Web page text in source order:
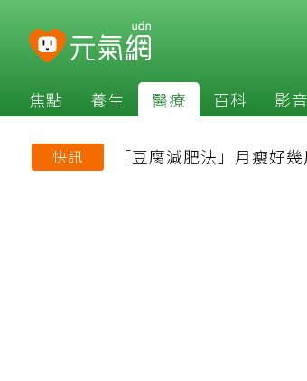
焦點 養生 醫療 百科 影音
快訊 「豆腐減肥法」月瘦好